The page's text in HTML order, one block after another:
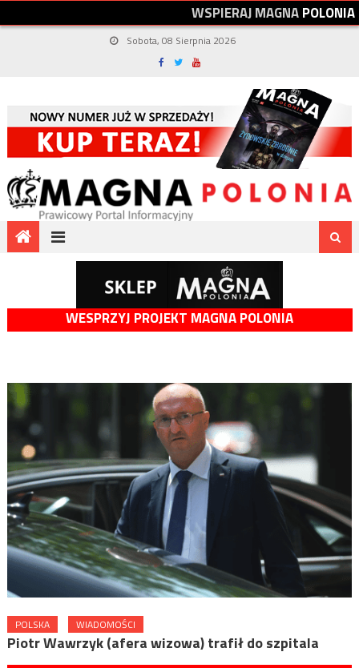
WSPIERAJMAGNAPOLONIA
Sobota, 08 Sierpnia 2026
WESPRZYJ PROJEKT MAGNA POLONIA
POLSKA WIADOMOŚCI
Piotr Wawrzyk (afera wizowa) trafił do szpitala